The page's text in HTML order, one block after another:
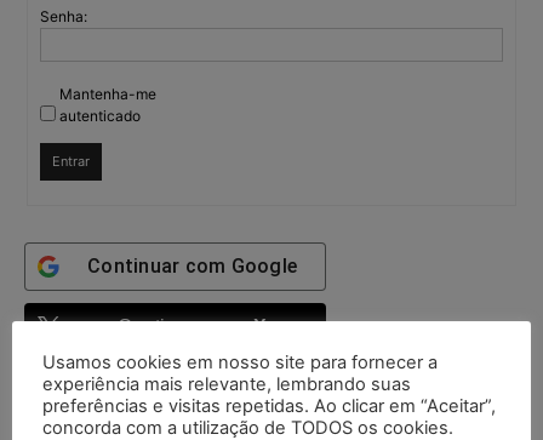
Senha:
Mantenha-me
autenticado
Entrar
Continuar com Google
Continuar comX
Usamos cookies em nosso site para fornecer a
experiência mais relevante, lembrando suas
preferências e visitas repetidas. Ao clicar em “Aceitar”,
concorda com a utilização de TODOS os cookies.